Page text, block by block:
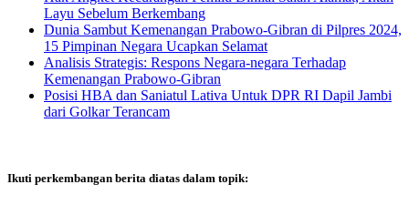
Layu Sebelum Berkembang
Dunia Sambut Kemenangan Prabowo-Gibran di Pilpres 2024,
15 Pimpinan Negara Ucapkan Selamat
Analisis Strategis: Respons Negara-negara Terhadap
Kemenangan Prabowo-Gibran
Posisi HBA dan Saniatul Lativa Untuk DPR RI Dapil Jambi
dari Golkar Terancam
Ikuti perkembangan berita diatas dalam topik: